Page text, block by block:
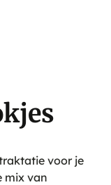
voor je
mix van